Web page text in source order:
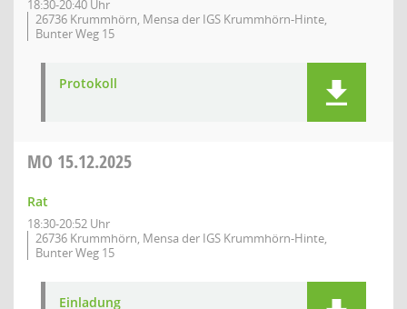
18:30-20:40 Uhr
26736 Krummhörn, Mensa der IGS Krummhörn-Hinte,
Bunter Weg 15
Protokoll
MO 15.12.2025
Rat
18:30-20:52 Uhr
26736 Krummhörn, Mensa der IGS Krummhörn-Hinte,
Bunter Weg 15
Einladung